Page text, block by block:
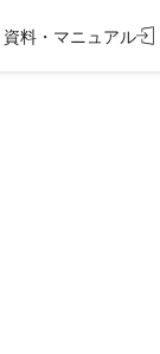
資料・マニュアル